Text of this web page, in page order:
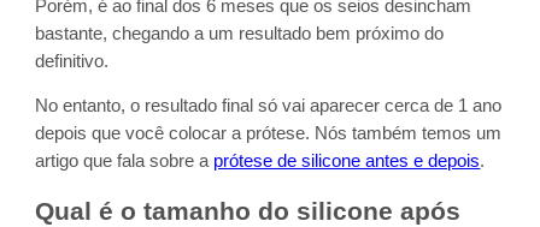
Porém, é ao final dos 6 meses que os seios desincham
bastante, chegando a um resultado bem próximo do
definitivo.
No entanto, o resultado final só vai aparecer cerca de 1 ano
depois que você colocar a prótese. Nós também temos um
artigo que fala sobre a prótese de silicone antes e depois.
Qual é o tamanho do silicone após